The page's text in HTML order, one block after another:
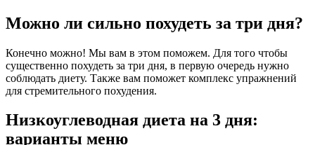
Можно ли сильно похудеть за три дня?
Конечно можно! Мы вам в этом поможем. Для того чтобы
существенно похудеть за три дня, в первую очередь нужно
соблюдать диету. Также вам поможет комплекс упражнений
для стремительного похудения.
Низкоуглеводная диета на 3 дня:
варианты меню